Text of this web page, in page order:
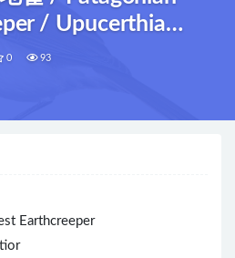
/ Upucerthia
0 93
Earthcreeper